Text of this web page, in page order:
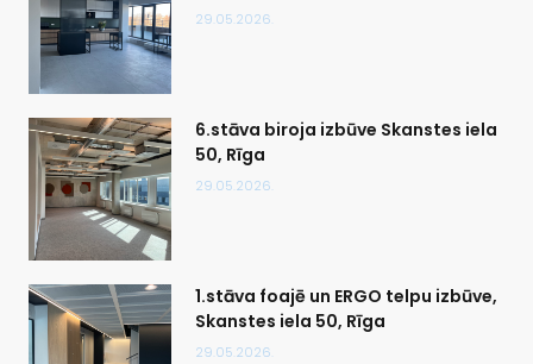
29.05.2026.
6.stāva biroja izbūve Skanstes iela
50, Rīga
29.05.2026.
1.stāva foajē un ERGO telpu izbūve,
Skanstes iela 50, Rīga
29.05.2026.